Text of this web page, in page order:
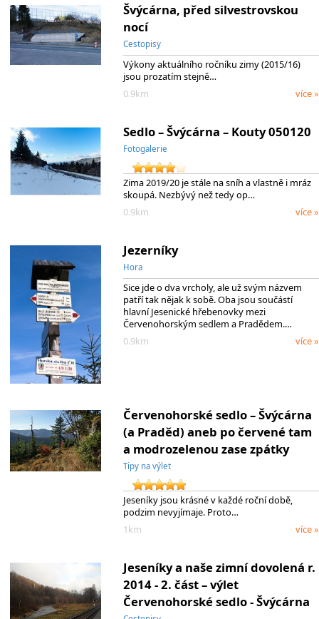
Švýcárna, před silvestrovskou
nocí
Cestopisy
Výkony aktuálního ročníku zimy (2015/16)
jsou prozatím stejně…
0.9km
více »
Sedlo – Švýcárna – Kouty 050120
Fotogalerie
Zima 2019/20 je stále na sníh a vlastně i mráz
skoupá. Nezbývý než tedy op…
0.9km
více »
Jezerníky
Hora
Sice jde o dva vrcholy, ale už svým názvem
patří tak nějak k sobě. Oba jsou součástí
hlavní Jesenické hřebenovky mezi
Červenohorským sedlem a Pradědem.…
0.9km
více »
Červenohorské sedlo – Švýcárna
(a Praděd) aneb po červené tam
a modrozelenou zase zpátky
Tipy na výlet
Jeseníky jsou krásné v každé roční době,
podzim nevyjímaje. Proto…
1km
více »
Jeseníky a naše zimní dovolená r.
2014 - 2. část – výlet
Červenohorské sedlo - Švýcárna